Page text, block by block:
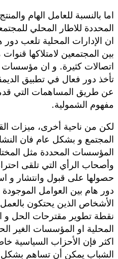
اما بالنسبة للعامل الهام
المحددة للاطار المحلي
ان الإدارات المحلية تلعب
بين المجتمعين لامتلاكها
اتصالات كثيرة. و ان
تأخذ دور فعال في تطبيق
عن طريق المساهمات التي
مفهوم الشمولية.
لكن من ناحية أخرى، ميزات
المجتمع و بشكل عام فان
المؤسسات المحددة مثل
وأصحاب الرأي التي تلقى
حصولها على قبول وانتشار و
دور هام بين العوامل
الأشخاص الذين يحتكون
نقطة تطوير مقترحات الحل و
المحلية او المؤسسات الغير
اكثر فإن الأحزاب السياسية
الشباب يمكن أن تساهم